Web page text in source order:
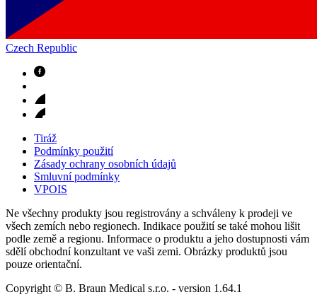
Czech Republic
Tiráž
Podmínky použití
Zásady ochrany osobních údajů
Smluvní podmínky
VPOIS
Ne všechny produkty jsou registrovány a schváleny k prodeji ve
všech zemích nebo regionech. Indikace použití se také mohou lišit
podle země a regionu. Informace o produktu a jeho dostupnosti vám
sdělí obchodní konzultant ve vaši zemi. Obrázky produktů jsou
pouze orientační.
Copyright © B. Braun Medical s.r.o. - version 1.64.1